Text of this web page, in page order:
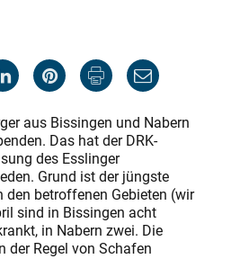
aus Bissingen und Nabern
Das hat der DRK-
des Esslinger
Grund ist der jüngste
den betroffenen Gebieten (wir
sind in Bissingen acht
in Nabern zwei. Die
der Regel von Schafen